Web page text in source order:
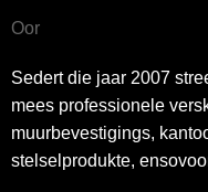
Oor
Sedert die jaar 2007
mees professionele
muurbevestigings,
stelselprodukte,